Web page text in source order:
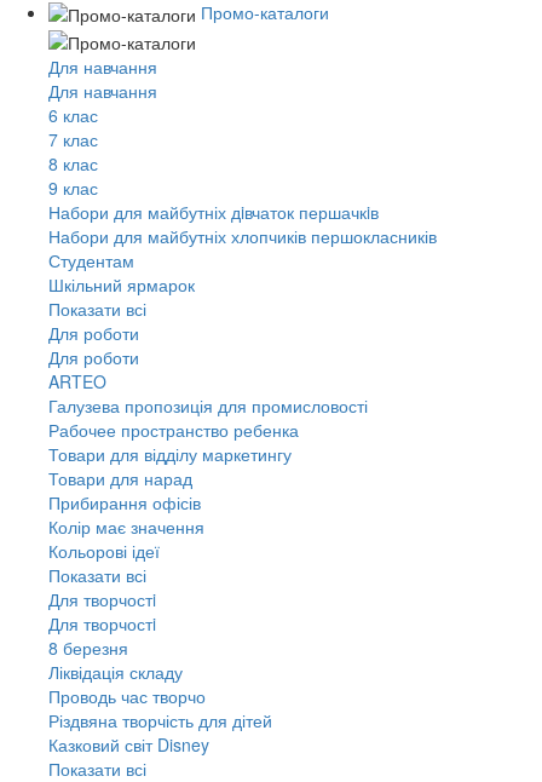
Промо-каталоги
Для навчання
Для навчання
6 клас
7 клас
8 клас
9 клас
Набори для майбутніх дiвчаток першачкiв
Набори для майбутніх хлопчиків першокласників
Студентам
Шкільний ярмарок
Показати всі
Для роботи
Для роботи
ARTEO
Галузева пропозиція для промисловості
Рабочее пространство ребенка
Товари для відділу маркетингу
Товари для нарад
Прибирання офісів
Колір має значення
Кольорові ідеї
Показати всі
Для творчостi
Для творчостi
8 березня
Ліквідація складу
Проводь час творчо
Різдвяна творчість для дітей
Казковий світ Disney
Показати всі